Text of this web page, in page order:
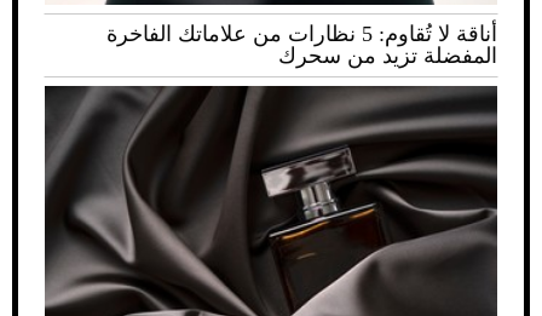
أناقة لا تُقاوم: 5 نظارات من علاماتك الفاخرة
المفضلة تزيد من سحرك